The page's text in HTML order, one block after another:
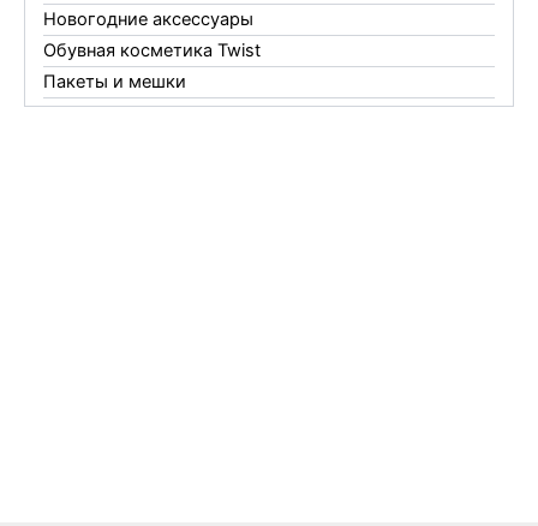
Новогодние аксессуары
Обувная косметика Twist
Пакеты и мешки
Перчатки